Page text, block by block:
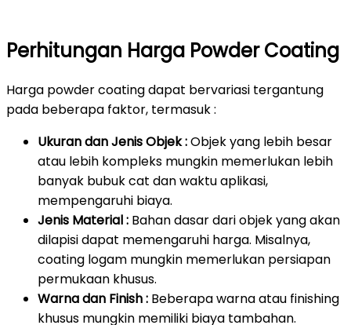
Perhitungan Harga Powder Coating
Harga powder coating dapat bervariasi tergantung
pada beberapa faktor, termasuk :
Ukuran dan Jenis Objek :Objek yang lebih besar
atau lebih kompleks mungkin memerlukan lebih
banyak bubuk cat dan waktu aplikasi,
mempengaruhi biaya.
Jenis Material : Bahan dasar dari objek yang akan
dilapisi dapat memengaruhi harga. Misalnya,
coating logam mungkin memerlukan persiapan
permukaan khusus.
Warna dan Finish : Beberapa warna atau finishing
khusus mungkin memiliki biaya tambahan.